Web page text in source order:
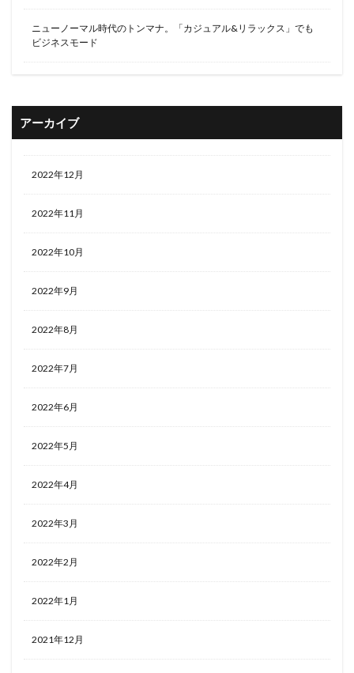
ニューノーマル時代のトンマナ。「カジュアル&リラックス」でも
ビジネスモード
アーカイブ
2022年12月
2022年11月
2022年10月
2022年9月
2022年8月
2022年7月
2022年6月
2022年5月
2022年4月
2022年3月
2022年2月
2022年1月
2021年12月